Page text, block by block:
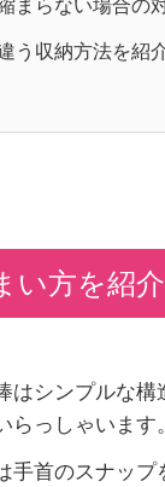
まらない場合の
う収納方法を紹
い方を紹
はシンプルな
らっしゃいます。
手首のスナップ